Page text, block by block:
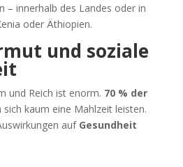
– innerhalb des Landes oder in
oder Äthiopien.
und soziale
und Reich ist enorm. 70 % der
sich kaum eine Mahlzeit leisten.
auf Gesundheit